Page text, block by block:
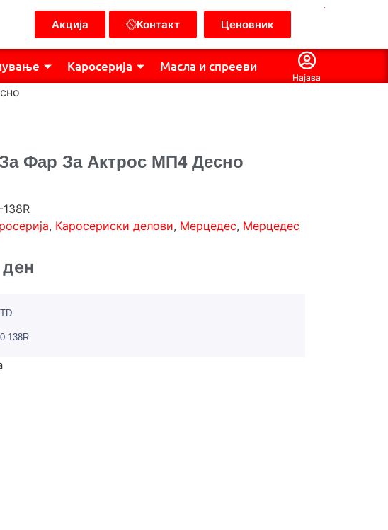
Акција Контакт Ценовник
.
Каросерија Масла и спрееви
Најава
Фар За Актрос МП4 Десно
, Каросериски делови, Мерцедес, Мерцедес
ден
138R